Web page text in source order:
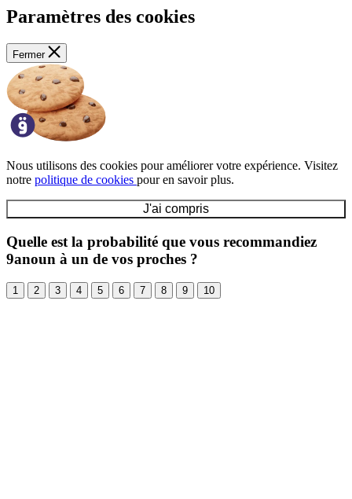
Paramètres des cookies
Fermer
Nous utilisons des cookies pour améliorer votre expérience. Visitez
notre politique de cookies pour en savoir plus.
J'ai compris
Quelle est la probabilité que vous recommandiez
9anoun à un de vos proches ?
1 2 3 4 5 6 7 8 9 10